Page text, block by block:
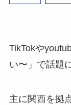
TikTokや
い〜」で話題
主に関西を拠